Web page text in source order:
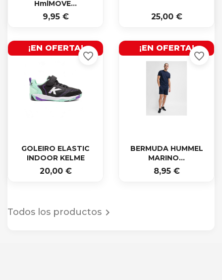
HmlMOVE...
9,95 € 25,00 €
 Vista rápida
GOLEIRO ELASTIC
INDOOR KELME
20,00 €
¡EN OFERTA!
favorite_border
Vista rápida
BERMUDA HUMMEL
MARINO...
8,95 €
¡EN OFERTA!
favorite_border
Todos los productos 